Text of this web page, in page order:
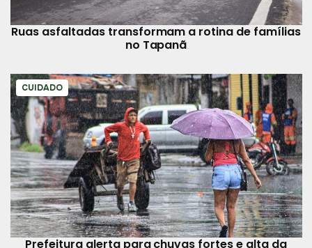
Ruas asfaltadas transformam a rotina de famílias
no Tapanã
CUIDADO
Prefeitura alerta para chuvas fortes e alta da